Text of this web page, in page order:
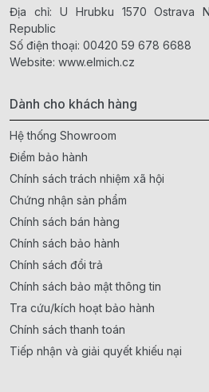
Địa chỉ: U Hrubku 1570 Ostrava
Republic
Số điện thoại: 00420 59 678 6688
Website: www.elmich.cz
Dành cho khách hàng
Hệ thống Showroom
Điểm bảo hành
Chính sách trách nhiệm xã hội
Chứng nhận sản phẩm
Chính sách bán hàng
Chính sách bảo hành
Chính sách đổi trả
Chính sách bảo mật thông tin
Tra cứu/kích hoạt bảo hành
Chính sách thanh toán
Tiếp nhận và giải quyết khiếu nại